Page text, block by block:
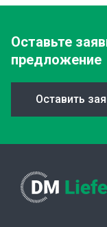
Оставьте
предложение
Оставить